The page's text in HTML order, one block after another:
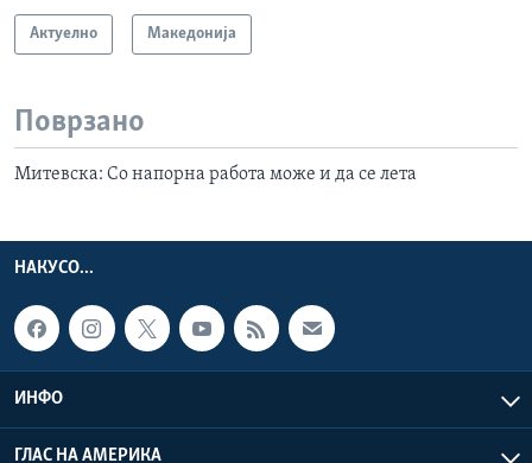
Актуелно Македонија
Поврзано
Митевска: Со напорна работа може и да се лета
НАКУСО...
ИНФО
ГЛАС НА АМЕРИКА